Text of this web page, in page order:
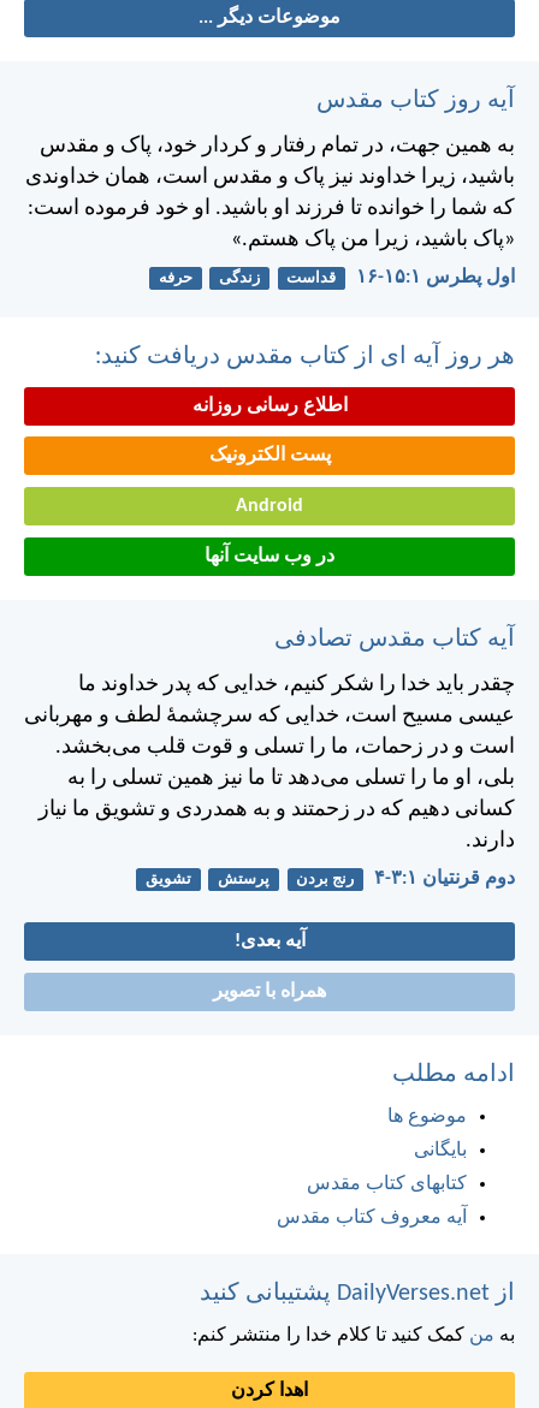
موضوعات دیگر ...
آیه روز کتاب مقدس
به همين جهت، در تمام رفتار و كردار خود، پاک و مقدس
باشيد، زيرا خداوند نيز پاک و مقدس است، همان خداوندی
كه شما را خوانده تا فرزند او باشيد. او خود فرموده است:
«پاک باشيد، زيرا من پاک هستم.»
اول پطرس ۱:‏۱۵-‏۱۶ قداست زندگی حرفه
هر روز آیه ای از کتاب مقدس دریافت کنید:
اطلاع رسانی روزانه
پست الکترونیک
Android
در وب سایت آنها
آیه کتاب مقدس تصادفی
چقدر بايد خدا را شكر كنيم، خدايی كه پدر خداوند ما
عيسی مسيح است، خدايی كه سرچشمهٔ لطف و مهربانی
است و در زحمات، ما را تسلی و قوت قلب می‌بخشد.
بلی، او ما را تسلی می‌دهد تا ما نيز همين تسلی را به
كسانی دهيم كه در زحمتند و به همدردی و تشويق ما نياز
دارند.
دوم قرنتیان ۱:‏۳-‏۴ رنج بردن پرستش تشویق
آیه بعدی!
همراه با تصویر
ادامه مطلب
موضوع ها
بایگانی
کتابهای کتاب مقدس
آیه معروف کتاب مقدس
از DailyVerses.net پشتیبانی کنید
به من کمک کنید تا کلام خدا را منتشر کنم:
اهدا کردن